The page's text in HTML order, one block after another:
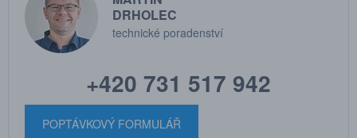
DRHOLEC
technické poradenství
+420 731 517 942
POPTÁVKOVÝ FORMULÁŘ